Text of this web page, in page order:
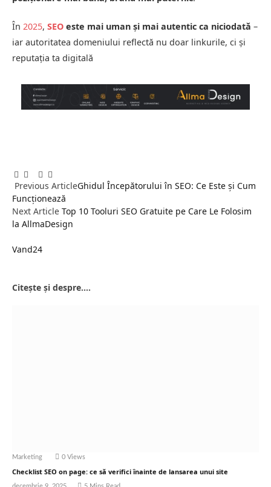
În 2025, SEO este mai uman și mai autentic ca niciodată –
iar autoritatea domeniului reflectă nu doar linkurile, ci și
reputația ta digitală
Facebook
Twitter
Pinterest
LinkedIn
Tumblr
Previous ArticleGhidul Începătorului în SEO: Ce Este și Cum
Funcționează
Next Article Top 10 Tooluri SEO Gratuite pe Care Le Folosim
la AllmaDesign
Vand24
Citește și despre....
Marketing 0 Views
Checklist SEO on page: ce să verifici înainte de lansarea unui site